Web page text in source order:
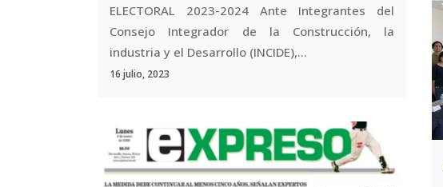
ELECTORAL 2023-2024 Ante Integrantes del
Consejo Integrador de la Construcción, la
industria y el Desarrollo (INCIDE),...
16 julio, 2023